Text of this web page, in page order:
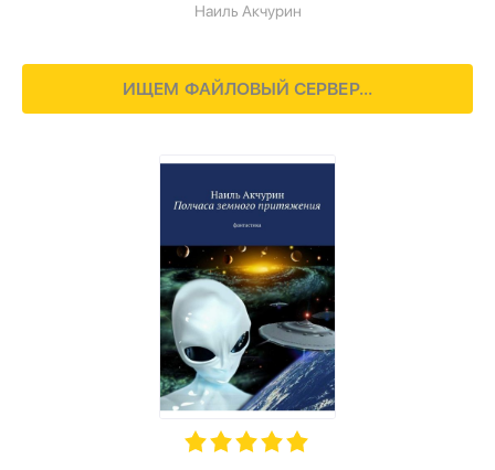
Наиль Акчурин
ИЩЕМ ФАЙЛОВЫЙ СЕРВЕР...